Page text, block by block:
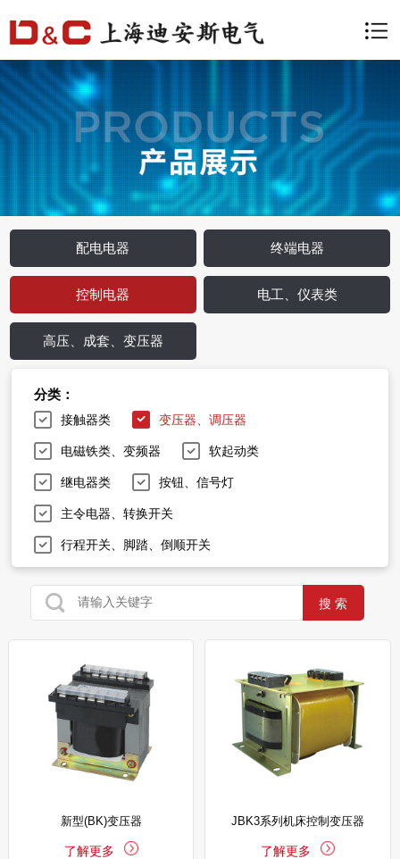
配电电器 终端电器
控制电器 电工、仪表类
高压、成套、变压器
分类：
接触器类 变压器、调压器
电磁铁类、变频器 软起动类
继电器类 按钮、信号灯
主令电器、转换开关
行程开关、脚踏、倒顺开关
新型(BK)变压器
了解更多
JBK3系列机床控制变压器
了解更多